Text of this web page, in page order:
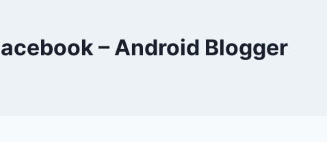
– Android Blogger